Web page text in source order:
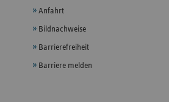
Anfahrt
Bildnachweise
Barrierefreiheit
Barriere melden